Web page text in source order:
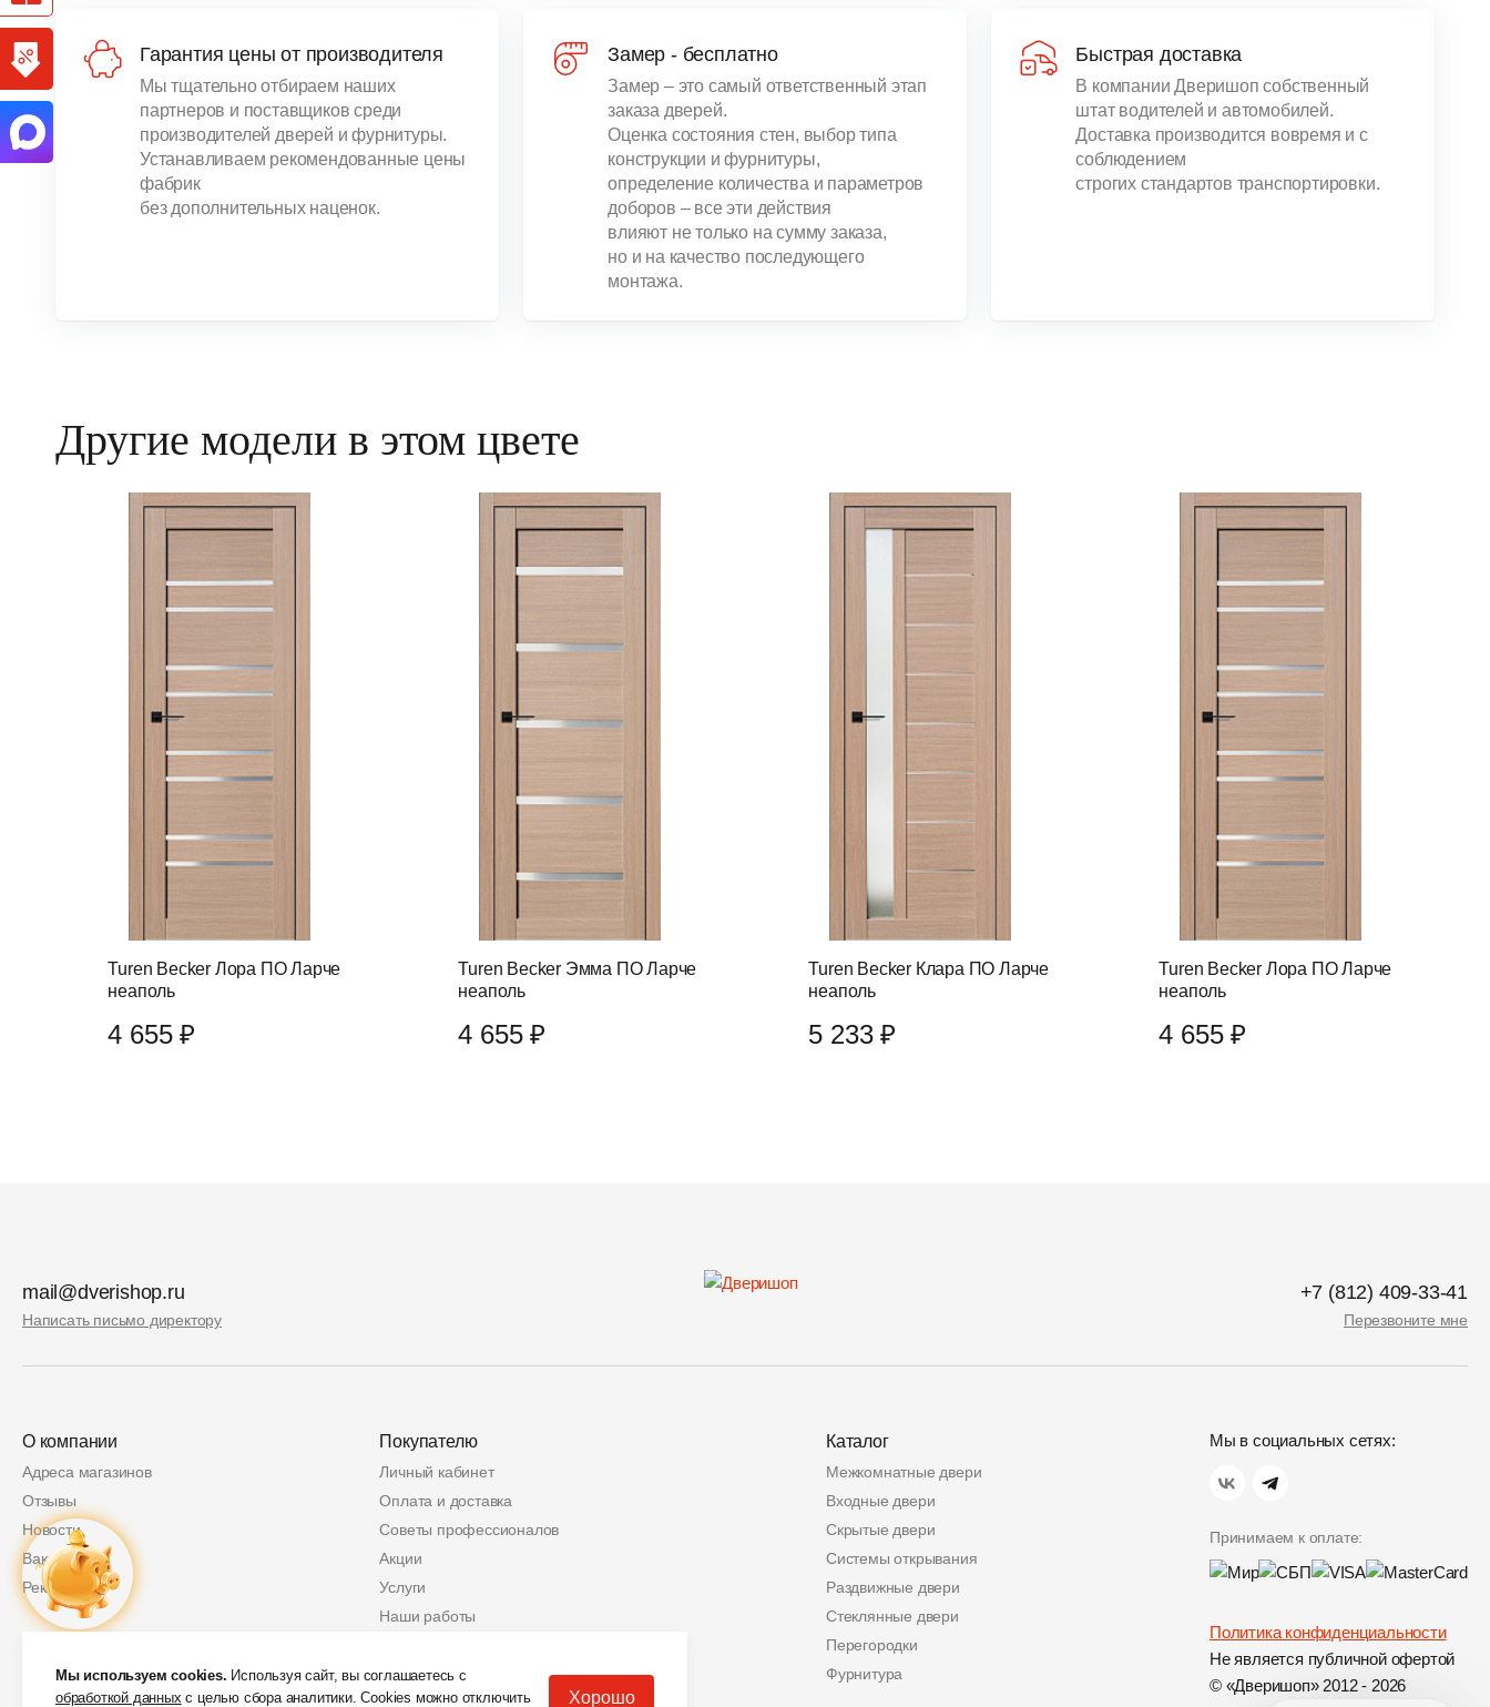
Гарантия цены от производителя
Мы тщательно отбираем наших
партнеров и поставщиков среди
производителей дверей и фурнитуры.
Устанавливаем рекомендованные цены
фабрик
без дополнительных наценок.
Замер - бесплатно
Замер – это самый ответственный этап
заказа дверей.
Оценка состояния стен, выбор типа
конструкции и фурнитуры,
определение количества и параметров
доборов – все эти действия
влияют не только на сумму заказа,
но и на качество последующего
монтажа.
Быстрая доставка
В компании Дверишоп собственный
штат водителей и автомобилей.
Доставка производится вовремя и с
соблюдением
строгих стандартов транспортировки.
Другие модели в этом цвете
Turen Becker Лора ПО Ларче
неаполь
4 655 ₽
Turen Becker Эмма ПО Ларче
неаполь
4 655 ₽
Turen Becker Клара ПО Ларче
неаполь
5 233 ₽
Turen Becker Лора ПО Ларче
неаполь
4 655 ₽
mail@dverishop.ru
Написать письмо директору
+7 (812) 409-33-41
Перезвоните мне
О компании
Адреса магазинов
Отзывы
Новости
Вакансии
Реквизиты
Покупателю
Личный кабинет
Оплата и доставка
Советы профессионалов
Акции
Услуги
Наши работы
Защита персональных данных
Скидки от партнеров
Каталог
Межкомнатные двери
Входные двери
Скрытые двери
Системы открывания
Раздвижные двери
Стеклянные двери
Перегородки
Фурнитура
Мы в социальных сетях:
Принимаем к оплате:
Политика конфиденциальности
Не является публичной офертой
© «Дверишоп» 2012 - 2026
2 000 руб.
Мы используем cookies. Используя сайт, вы соглашаетесь с
обработкой данных с целью сбора аналитики. Cookies можно отключить Хорошо